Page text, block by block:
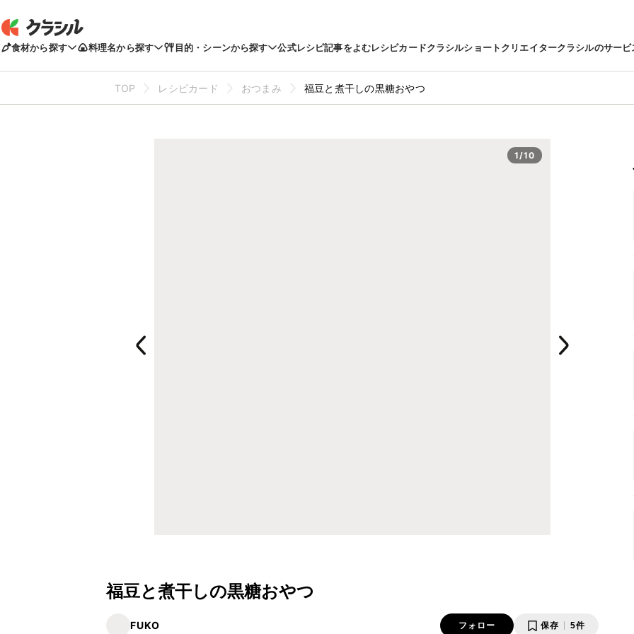
食材から探す 料理名から探す 目的・シーンから探す 公式レシピ記事をよむレシピカードクラシルショートクリエイタークラシルのサービ
TOP レシピカード おつまみ 福豆と煮干しの黒糖おやつ
1/10
福豆と煮干しの黒糖おやつ
FUKO フォロー 保存 5件